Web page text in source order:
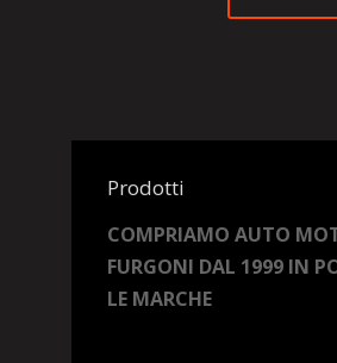
Prodotti
COMPRIAMO AUTO
FURGONI DAL 1999 IN
LE MARCHE